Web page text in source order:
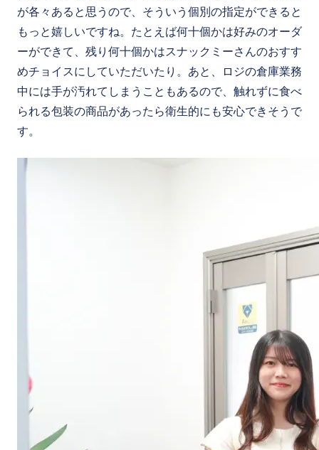
が各々あると思うので、そういう個別の指定ができると
もっと嬉しいですね。たとえば何十個かは好みのオーダ
ーができて、残り何十個かはスナックミーさんのおすす
めチョイスにしていただいたり。あと、ロジの倉庫業務
中には手が汚れてしまうこともあるので、触れずに食べ
られる包装の商品があったら衛生的にも安心できそうで
す。